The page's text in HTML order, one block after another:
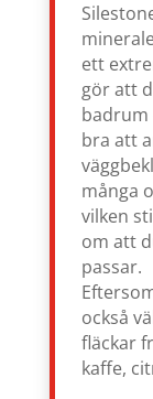
ett
gör att
badrum
bra att
många
vilken
om att
passar.
också
fläckar
kaffe,